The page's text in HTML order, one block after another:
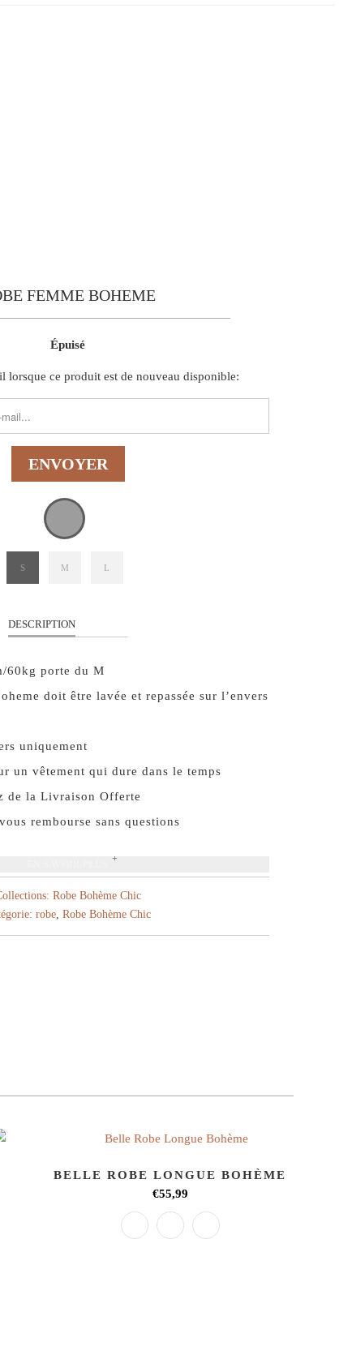
FEMME BOHEME
Épuisé
lorsque ce produit est de nouveau disponible:
S M L
DESCRIPTION
60kg porte du M
doit être lavée et repassée sur l’envers
uniquement
un vêtement qui dure dans le temps
de la Livraison Offerte
rembourse sans questions
Robe Bohème Chic
robe, Robe Bohème Chic
BELLE ROBE LONGUE BOHÈME
€55,99